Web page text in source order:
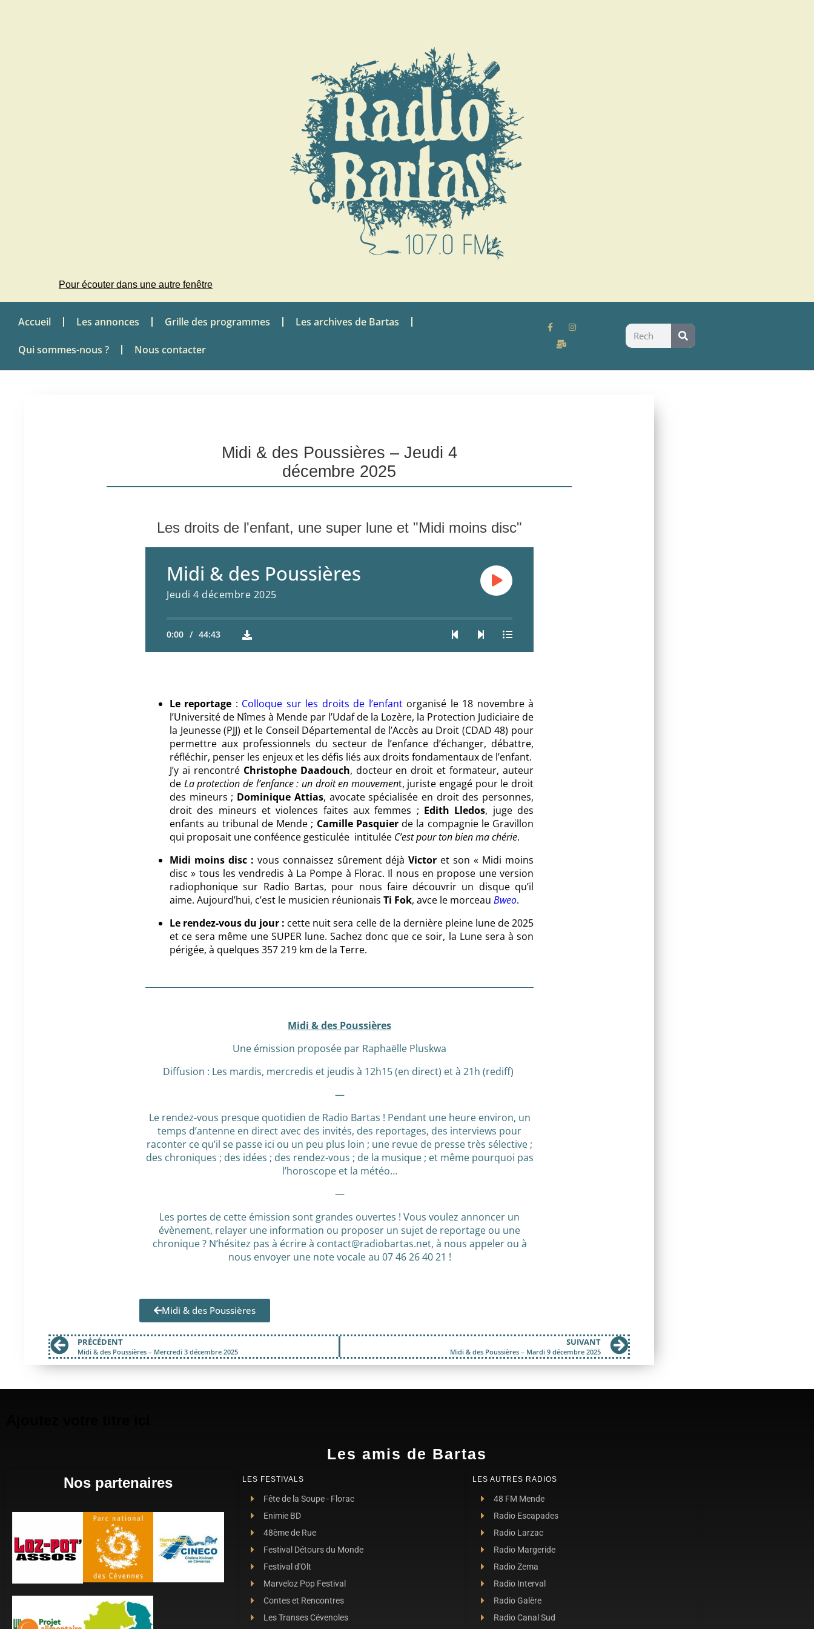
Pour écouter dans une autre fenêtre
Accueil Les annonces Grille des programmes Les archives de Bartas
Qui sommes-nous ? Nous contacter
Midi & des Poussières – Jeudi 4
décembre 2025
Les droits de l'enfant, une super lune et "Midi moins disc"
Midi & des Poussières
Jeudi 4 décembre 2025
0:00 / 44:43
Le reportage : Colloque sur les droits de l’enfantorganisé le 18 novembre à
l’Université de Nîmes à Mende par l’Udaf de la Lozère, la Protection Judiciaire de
la Jeunesse (PJJ) et le Conseil Départemental de l’Accès au Droit (CDAD 48) pour
permettre aux professionnels du secteur de l’enfance d’échanger, débattre,
réfléchir, penser les enjeux et les défis liés aux droits fondamentaux de l’enfant.
J’y ai rencontré Christophe Daadouch, docteur en droit et formateur, auteur
de La protection de l’enfance : un droit en mouvement, juriste engagé pour le droit
des mineurs ; Dominique Attias, avocate spécialisée en droit des personnes,
droit des mineurs et violences faites aux femmes ; Edith Lledos, juge des
enfants au tribunal de Mende ; Camille Pasquierde la compagnie le Gravillon
qui proposait une conféence gesticulée intitulée C’est pour ton bien ma chérie.
Midi moins disc : vous connaissez sûrement déjàVictor et son « Midi moins
disc » tous les vendredis à La Pompe à Florac. Il nous en propose une version
radiophonique sur Radio Bartas, pour nous faire découvrir un disque qu’il
aime. Aujourd’hui, c’est le musicien réunionais Ti Fok, avce le morceau Bweo.
Le rendez-vous du jour : cette nuit sera celle de la dernière pleine lune de 2025
et ce sera même une SUPER lune. Sachez donc que ce soir, la Lune sera à son
périgée, à quelques 357 219 km de la Terre.
Midi & des Poussières
Une émission proposée par Raphaëlle Pluskwa
Diffusion : Les mardis, mercredis et jeudis à 12h15 (en direct) et à 21h (rediff)
—
Le rendez-vous presque quotidien de Radio Bartas ! Pendant une heure environ, un
temps d’antenne en direct avec des invités, des reportages, des interviews pour
raconter ce qu’il se passe ici ou un peu plus loin ; une revue de presse très sélective ;
des chroniques ; des idées ; des rendez-vous ; de la musique ; et même pourquoi pas
l’horoscope et la météo…
—
Les portes de cette émission sont grandes ouvertes ! Vous voulez annoncer un
évènement, relayer une information ou proposer un sujet de reportage ou une
chronique ? N’hésitez pas à écrire à contact@radiobartas.net, à nous appeler ou à
nous envoyer une note vocale au 07 46 26 40 21 !
Midi & des Poussières
PRÉCÉDENT
Midi & des Poussières – Mercredi 3 décembre 2025
SUIVANT
Midi & des Poussières – Mardi 9 décembre 2025
Les amis de Bartas
Nos partenaires LES FESTIVALS
Fête de la Soupe - Florac
Enimie BD
48ème de Rue
Festival Détours du Monde
Festival d'Olt
Marveloz Pop Festival
Contes et Rencontres
Les Transes Cévenoles
LES AUTRES RADIOS
48 FM Mende
Radio Escapades
Radio Larzac
Radio Margeride
Radio Zema
Radio Interval
Radio Galère
Radio Canal Sud